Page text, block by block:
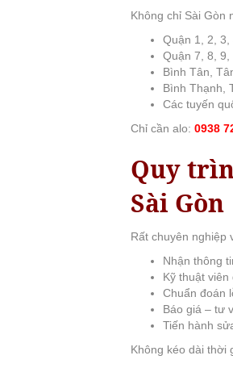
Không chỉ Sài Gòn
Quận 1, 2, 3,
Quận 7, 8, 9,
Bình Tân,
Bình Thạnh,
Các tuyến
Chỉ cần alo: 0938
Quy
Sài Gòn
Rất chuyên nghiệp
Nhận thông
Kỹ thuật
Chuẩn đoán
Báo giá – tư
Tiến hành
Không kéo dài thời